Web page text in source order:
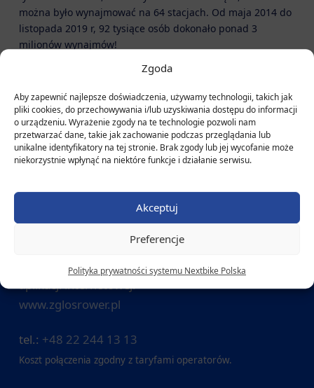
Zgoda
Aby zapewnić najlepsze doświadczenia, używamy technologii, takich jak
pliki cookies, do przechowywania i/lub uzyskiwania dostępu do informacji
o urządzeniu. Wyrażenie zgody na te technologie pozwoli nam
przetwarzać dane, takie jak zachowanie podczas przeglądania lub
unikalne identyfikatory na tej stronie. Brak zgody lub jej wycofanie może
niekorzystnie wpłynąć na niektóre funkcje i działanie serwisu.
Akceptuj
Preferencje
Polityka prywatności systemu Nextbike Polska
można było wynajmować na 64 stacjach. Od maja 2014 do
listopada 2019 r, 92 tysiące osób dokonało ponad 3
milionów wynajmów!
Biuro Obsługi Klienta
e-mail:info@nextbike.pl
Zgłoś porzucony lub zniszczony rower
Skorzystaj z prostej bezpłatnej
aplikacji internetowej:
www.zglosrower.pl
tel.: +48 22 244 13 13
Koszt połączenia zgodny z taryfami operatorów.